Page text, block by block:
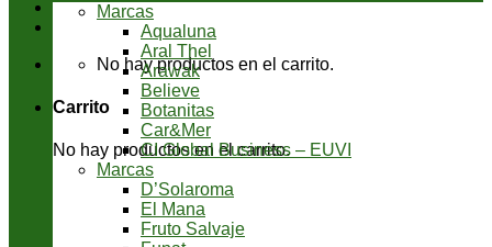
No hay productos en el carrito.
Carrito
No hay productos en el carrito.
Marcas
Aqualuna
Aral Thel
Arawak
Believe
Botanitas
Car&Mer
CI Global Business – EUVI
Marcas
D’Solaroma
El Mana
Fruto Salvaje